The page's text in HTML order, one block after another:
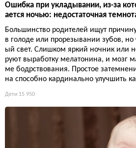
Ошибка при укладывании, из-за
ается ночью: недостаточная
Большинство родителей ищут
в голоде или прорезывании зубов, но
ый свет. Слишком яркий ночник или
руют выработку мелатонина, и мозг
ме бодрствования. Простое
на способно кардинально улучшить
Дети 15 950